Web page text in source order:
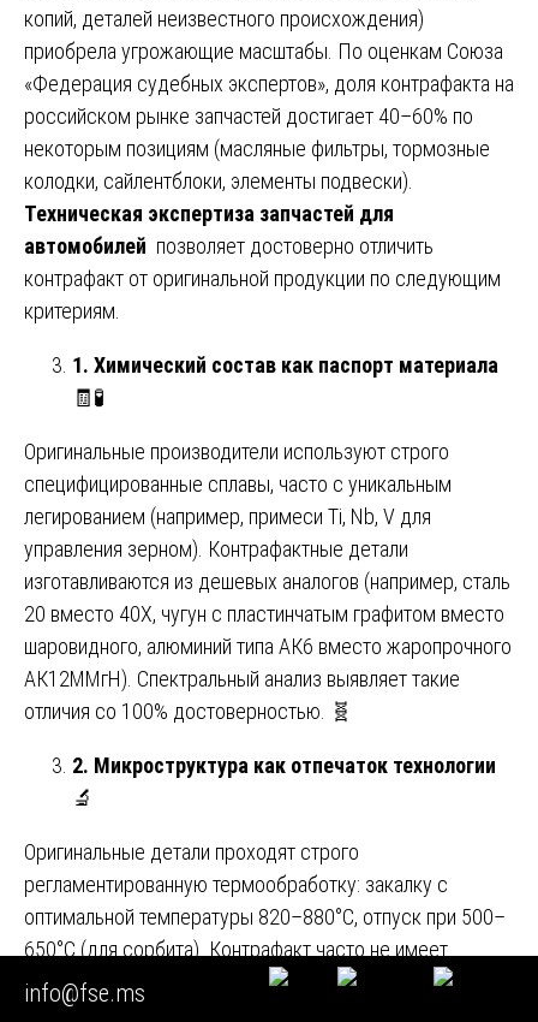
копий, деталей неизвестного происхождения)
приобрела угрожающие масштабы. По оценкам Союза
«Федерация судебных экспертов», доля контрафакта на
российском рынке запчастей достигает 40–60% по
некоторым позициям (масляные фильтры, тормозные
колодки, сайлентблоки, элементы подвески).
Техническая экспертиза запчастей для
автомобилей позволяет достоверно отличить
контрафакт от оригинальной продукции по следующим
критериям.
1. Химический состав как паспорт материала
🧾🧪
Оригинальные производители используют строго
специфицированные сплавы, часто с уникальным
легированием (например, примеси Ti, Nb, V для
управления зерном). Контрафактные детали
изготавливаются из дешевых аналогов (например, сталь
20 вместо 40Х, чугун с пластинчатым графитом вместо
шаровидного, алюминий типа АК6 вместо жаропрочного
АК12ММгН). Спектральный анализ выявляет такие
отличия со 100% достоверностью. 🧬
2. Микроструктура как отпечаток технологии
🔬
Оригинальные детали проходят строго
регламентированную термообработку: закалку с
оптимальной температуры 820–880°C, отпуск при 500–
650°C (для сорбита). Контрафакт часто не имеет
термообработки вовсе (структура феррит+перлит) или
имеет некачественную (перегрев, крупное зерно).
info@fse.ms